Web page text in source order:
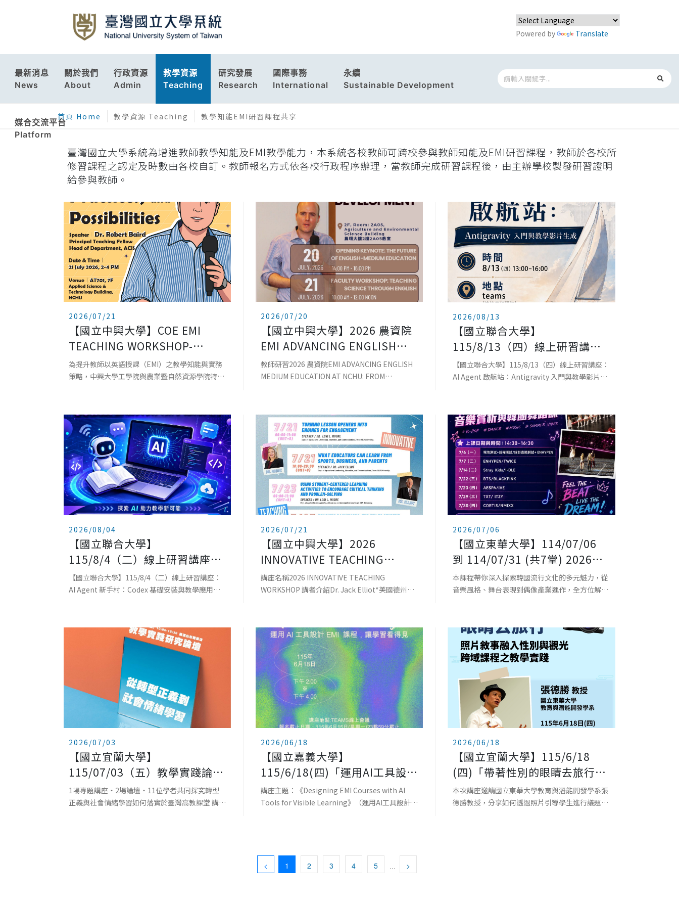
Powered by Translate
最新消息
News
關於我們
About
行政資源
Admin
教學資源
Teaching
研究發展
Research
國際事務
International
永續
Sustainable Development
媒合交流平台
Platform
首頁 Home 教學資源 Teaching 教學知能EMI研習課程共享
臺灣國立大學系統為增進教師教學知能及EMI教學能力，本系統各校教師可跨校參與教師知能及EMI研習課程，教師於各校所
修習課程之認定及時數由各校自訂。教師報名方式依各校行政程序辦理，當教師完成研習課程後，由主辦學校製發研習證明
給參與教師。
2026/07/21
【國立中興大學】COE EMI
TEACHING WORKSHOP-
EXPLORING EFFECTIVE EMI
TEACHING: PRINCIPLES,
教學工作坊-探索有效 EMI 教
學：理念、實踐與可能性
為提升教師以英語授課（EMI）之教學知能與實務
策略，中興大學工學院與農業暨自然資源學院特別
2026/07/20
【國立中興大學】2026 農資院
EMI ADVANCING ENGLISH
MEDIUM EDUCATION AT
NCHU: FROM CLASSROOM
教師研習2026 農資院EMI ADVANCING ENGLISH
MEDIUM EDUCATION AT NCHU: FROM
2026/08/13
【國立聯合大學】
115/8/13（四）線上研習講
座：AI AGENT 啟航站：
ANTIGRAVITY 入門與教學影片
【國立聯合大學】115/8/13（四）線上研習講座：
AI Agent 啟航站：Antigravity 入門與教學影片生
2026/08/04
【國立聯合大學】
115/8/4（二）線上研習講座：
AI AGENT 新手村：CODEX 基
礎安裝與教學應用入門
【國立聯合大學】115/8/4（二）線上研習講座：
AI Agent 新手村：Codex 基礎安裝與教學應用入
2026/07/21
【國立中興大學】2026
INNOVATIVE TEACHING
WORKSHOP
講座名稱2026 INNOVATIVE TEACHING
WORKSHOP 講者介紹Dr. Jack Elliot*美國德州農
2026/07/06
【國立東華大學】114/07/06
到 114/07/31 (共7堂) 2026今
夏限定K-POP 音樂賞析與韓團
舞蹈課
本課程帶你深入探索韓國流行文化的多元魅力，從
音樂風格、舞台表現到偶像產業運作，全方位解析
2026/07/03
【國立宜蘭大學】
115/07/03（五）教學實踐論
壇：從轉型正義到社會情緒學習
1場專題講座・2場論壇・11位學者共同探究轉型
正義與社會情緒學習如何落實於臺灣高教課堂 講者
2026/06/18
【國立嘉義大學】
115/6/18(四)「運用AI工具設計
EMI課程，讓學習看得見」線上
研習
講座主題：《Designing EMI Courses with AI
Tools for Visible Learning》（運用AI工具設計
2026/06/18
【國立宜蘭大學】115/6/18
(四)「帶著性別的眼睛去旅行－
照片敘事融入性別與觀光跨域課
程之教學實踐」
本次講座邀請國立東華大學教育與潛能開發學系張
德勝教授，分享如何透過照片引導學生進行議題思
< 1 2 3 4 5 ... >